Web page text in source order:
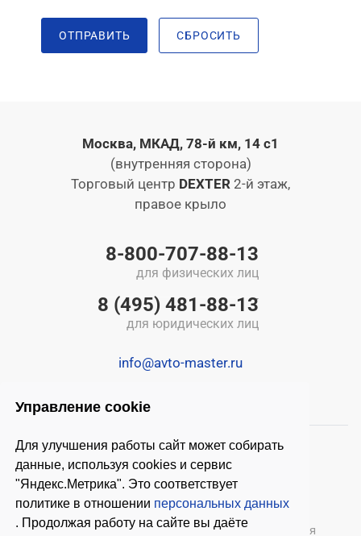
Управление cookie
Для улучшения работы сайт может собирать
данные, используя cookies и сервис
"Яндекс.Метрика". Это соответствует
политике в отношении персональных данных
. Продолжая работу на сайте вы даёте
ОТПРАВИТЬ СБРОСИТЬ
Москва, МКАД, 78-й км, 14 с1
(внутренняя сторона)
Торговый центр DEXTER 2-й этаж,
правое крыло
8-800-707-88-13
для физических лиц
8 (495) 481-88-13
для юридических лиц
info@avto-master.ru
© 2026 ООО «Автомастер» — оборудование для